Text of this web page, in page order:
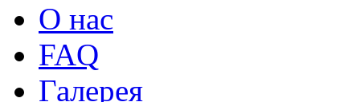
О нас
FAQ
Галерея